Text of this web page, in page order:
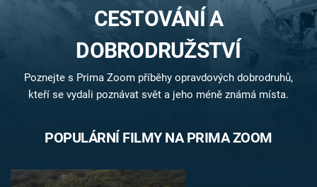
VETŘELCI DÁVNOVĚKU
Témata
Pořady
CESTOVÁNÍ A
DOBRODRUŽSTVÍ
Poznejte s Prima Zoom příběhy opravdových dobrodruhů,
kteří se vydali poznávat svět a jeho méně známá místa.
POPULÁRNÍ FILMY NA PRIMA ZOOM